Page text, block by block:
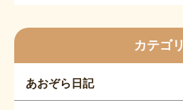
カテゴリ
あおぞら日記